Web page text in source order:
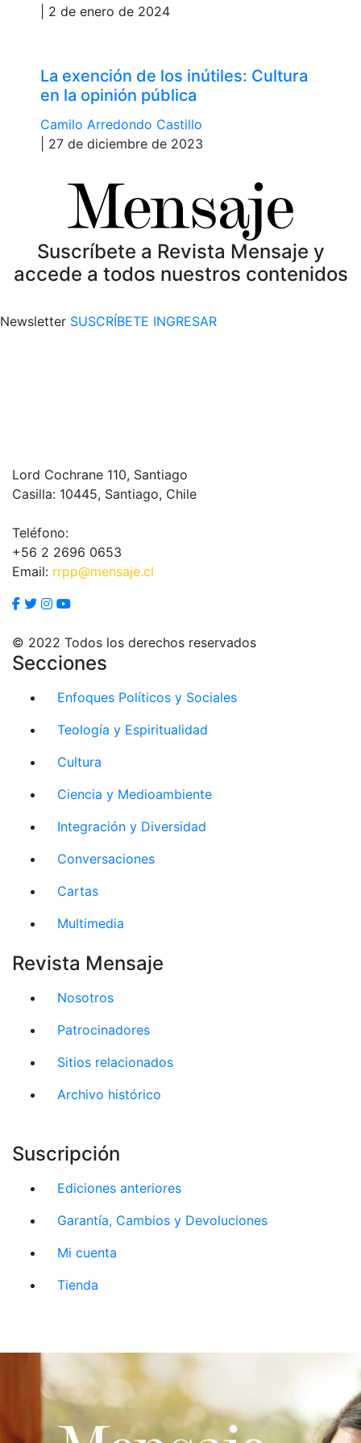
| 2 de enero de 2024
La exención de los inútiles: Cultura
en la opinión pública
Camilo Arredondo Castillo
| 27 de diciembre de 2023
Suscríbete a Revista Mensaje y
accede a todos nuestros contenidos
Newsletter SUSCRÍBETE INGRESAR
Lord Cochrane 110, Santiago
Casilla: 10445, Santiago, Chile
Teléfono:
+56 2 2696 0653
Email: rrpp@mensaje.cl
© 2022 Todos los derechos reservados
Secciones
Enfoques Políticos y Sociales
Teología y Espiritualidad
Cultura
Ciencia y Medioambiente
Integración y Diversidad
Conversaciones
Cartas
Multimedia
Revista Mensaje
Nosotros
Patrocinadores
Sitios relacionados
Archivo histórico
Suscripción
Ediciones anteriores
Garantía, Cambios y Devoluciones
Mi cuenta
Tienda